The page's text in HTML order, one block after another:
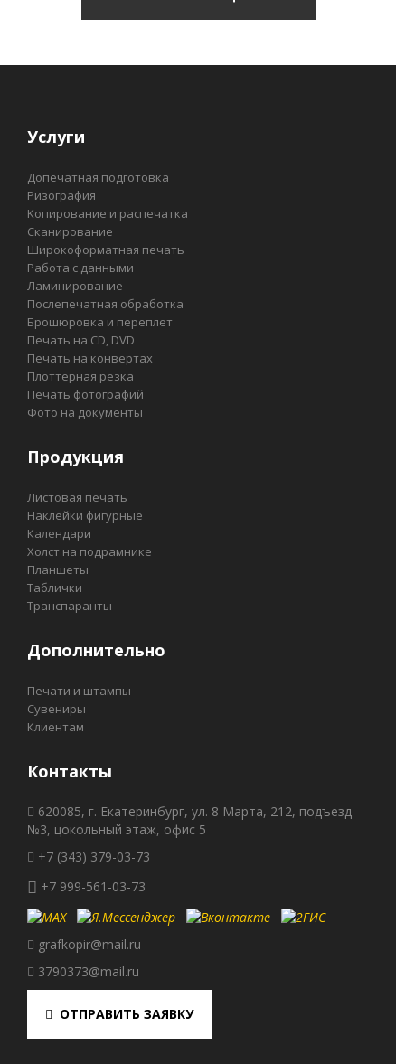
Услуги
Допечатная подготовка
Ризография
Kопирование и распечатка
Сканирование
Широкоформатная печать
Работа с данными
Ламинирование
Послепечатная обработка
Брошюровка и переплет
Печать на СD, DVD
Печать на конвертах
Плоттерная резка
Печать фотографий
Фото на документы
Продукция
Листовая печать
Наклейки фигурные
Календари
Холст на подрамнике
Планшеты
Таблички
Транспаранты
Дополнительно
Печати и штампы
Сувениры
Клиентам
Контакты
620085, г. Екатеринбург, ул. 8 Марта, 212, подъезд
№3, цокольный этаж, офис 5
+7 (343) 379-03-73
+7 999-561-03-73
grafkopir@mail.ru
3790373@mail.ru
ОТПРАВИТЬ ЗАЯВКУ